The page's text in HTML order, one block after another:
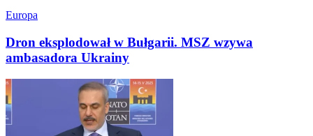
Europa
Dron eksplodował w Bułgarii. MSZ wzywa
ambasadora Ukrainy